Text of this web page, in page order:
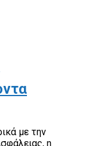
με την
η